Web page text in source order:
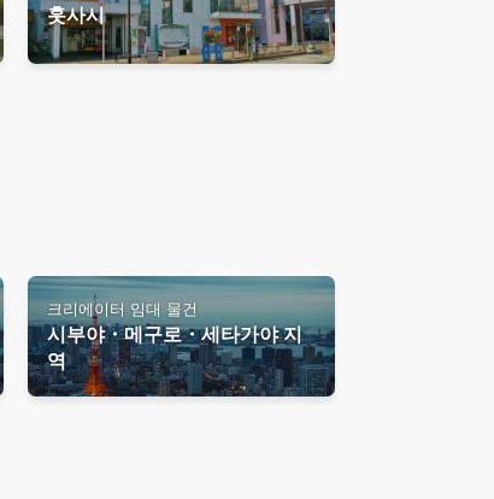
훗사시
크리에이터 임대 물건
시부야・메구로・세타가야 지
역